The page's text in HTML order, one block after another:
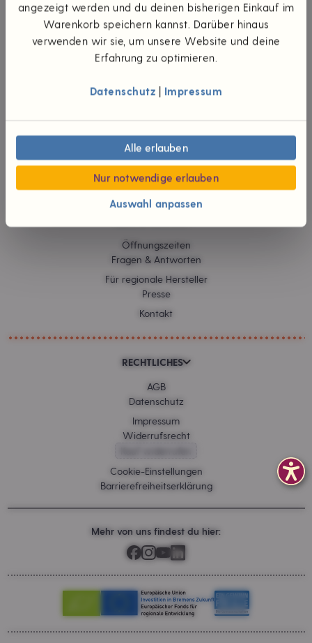
angezeigt werden und du deinen bisherigen Einkauf im
Warenkorb speichern kannst. Darüber hinaus
verwenden wir sie, um unsere Website und deine
Erfahrung zu optimieren.
Datenschutz Impressum
Alle erlauben
Auswahl anpassen
Nur notwendige erlauben
UNTERNEHMEN
Die Idee
Unsere Werte
Wünsch dir was
Neuigkeiten
Verantwortliche
Karriere
Jobs
Öffnungszeiten
Fragen & Antworten
Für regionale Hersteller
Presse
Kontakt
RECHTLICHES
AGB
Datenschutz
Impressum
Widerrufsrecht
Cookie-Einstellungen
Barrierefreiheitserklärung
Mehr von uns findest du hier: